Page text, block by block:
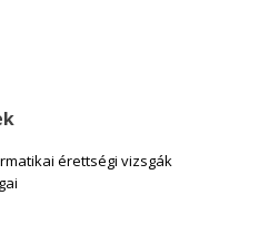
érettségi vizsgák